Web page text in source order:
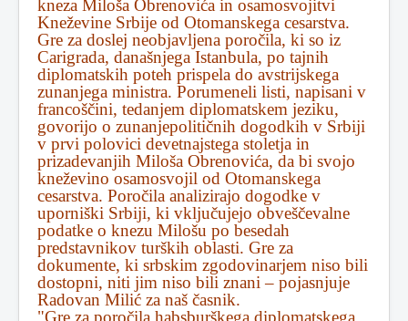
kneza Miloša Obrenovića in osamosvojitvi
Kneževine Srbije od Otomanskega cesarstva.
Gre za doslej neobjavljena poročila, ki so iz
Carigrada, današnjega Istanbula, po tajnih
diplomatskih poteh prispela do avstrijskega
zunanjega ministra. Porumeneli listi, napisani v
francoščini, tedanjem diplomatskem jeziku,
govorijo o zunanjepolitičnih dogodkih v Srbiji
v prvi polovici devetnajstega stoletja in
prizadevanjih Miloša Obrenovića, da bi svojo
kneževino osamosvojil od Otomanskega
cesarstva. Poročila analizirajo dogodke v
uporniški Srbiji, ki vključujejo obveščevalne
podatke o knezu Milošu po besedah
predstavnikov turških oblasti. Gre za
dokumente, ki srbskim zgodovinarjem niso bili
dostopni, niti jim niso bili znani – pojasnjuje
Radovan Milić za naš časnik.
"Gre za poročila habsburškega diplomatskega